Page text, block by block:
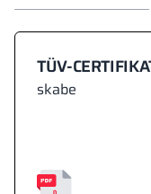
TÜV-
skabe